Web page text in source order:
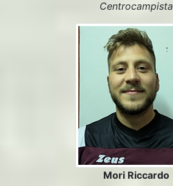
Centrocampista
Mori Riccardo